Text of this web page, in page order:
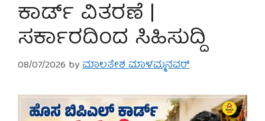
ಕಾರ್ಡ್ ವಿತರಣೆ |
ಸರ್ಕಾರದಿಂದ ಸಿಹಿಸುದ್ದಿ
08/07/2026 byಮಾಲತೇಶ ಮಾಳಮ್ಮನವರ್